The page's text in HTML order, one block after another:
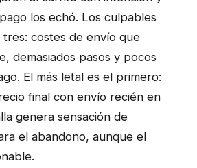
los echó. Los culpables
tres: costes de envío que
demasiados pasos y pocos
El más letal es el primero:
final con envío recién en
genera sensación de
el abandono, aunque el